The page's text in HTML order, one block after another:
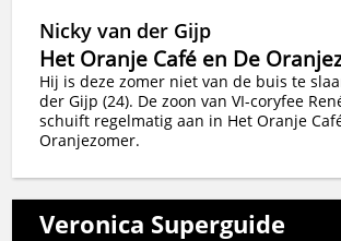
Nicky van der Gijp
Het Oranje Café en De
Hij is deze zomer niet van de buis te
der Gijp (24). De zoon van VI-coryfee
schuift regelmatig aan in Het Oranje
Oranjezomer.
Veronica Superguide